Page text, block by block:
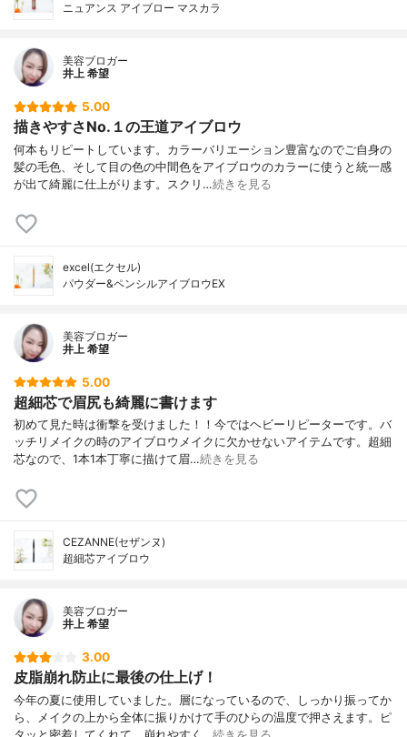
ニュアンス アイブロー マスカラ
美容ブロガー
井上 希望
5.00
描きやすさNo.１の王道アイブロウ
何本もリピートしています。カラーバリエーション豊富なのでご自身の
髪の毛色、そして目の色の中間色をアイブロウのカラーに使うと統一感
が出て綺麗に仕上がります。スクリ…続きを見る
excel(エクセル)
パウダー&ペンシルアイブロウEX
美容ブロガー
井上 希望
5.00
超細芯で眉尻も綺麗に書けます
初めて見た時は衝撃を受けました！！今ではヘビーリピーターです。バ
ッチリメイクの時のアイブロウメイクに欠かせないアイテムです。超細
芯なので、1本1本丁寧に描けて眉…続きを見る
CEZANNE(セザンヌ)
超細芯アイブロウ
美容ブロガー
井上 希望
3.00
皮脂崩れ防止に最後の仕上げ！
今年の夏に使用していました。層になっているので、しっかり振ってか
ら、メイクの上から全体に振りかけて手のひらの温度で押さえます。ピ